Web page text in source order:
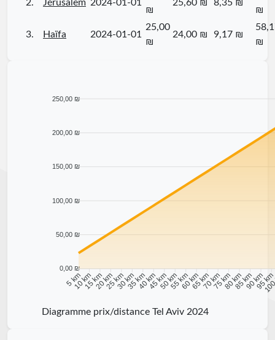
2. Jérusalem 2024-01-01
₪
25,60 ₪ 8,35 ₪
₪
3. Haïfa 2024-01-01
25,00
₪
24,00 ₪ 9,17 ₪
₪
250,00 ₪
200,00 ₪
150,00 ₪
100,00 ₪
50,00 ₪
0,00 ₪
5 km
10 km15 km20 km25 km30 km35 km40 km45 km50 km55 km60 km65 km70 km75 km80 km85 km90 km95 km
Diagramme prix/distance Tel Aviv 2024